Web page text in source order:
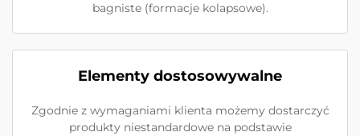
bagniste (formacje kolapsowe).
Elementy dostosowywalne
Zgodnie z wymaganiami klienta możemy dostarczyć
produkty niestandardowe na podstawie